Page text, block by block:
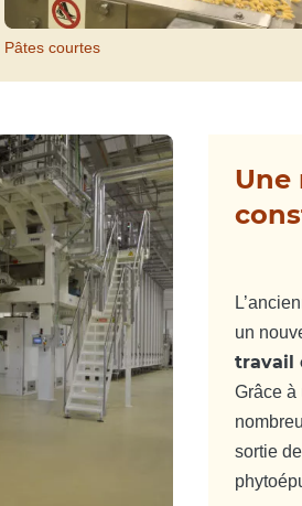
Pâtes courtes
Une
un
travail
Grâce à
sortie